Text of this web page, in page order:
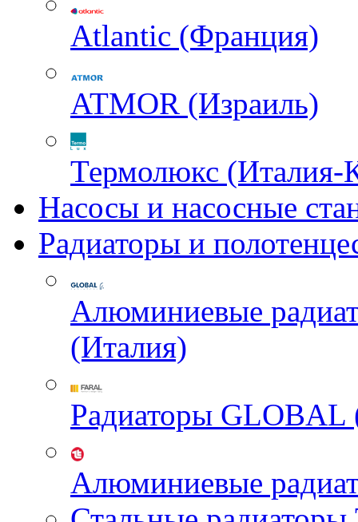
Atlantic (Франция)
ATMOR (Израиль)
Термолюкс (Италия-
Насосы и насосные
Радиаторы и
Алюминиевые
(Италия)
Радиаторы GLOBAL
Алюминиевые